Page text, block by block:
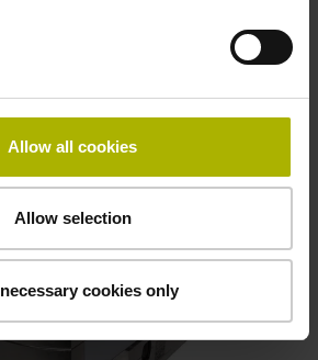
Allow all cookies
Allow selection
cookies only